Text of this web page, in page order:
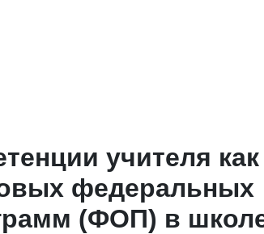
учителя
федеральных
(ФОП) в